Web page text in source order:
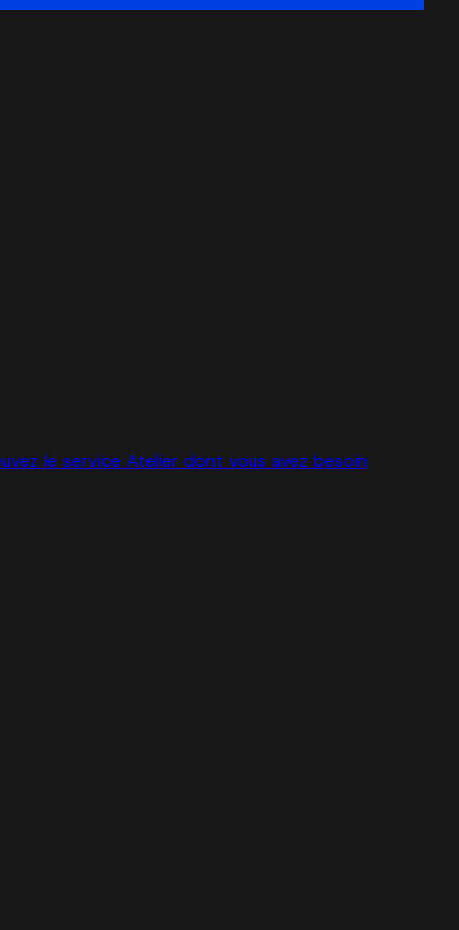
le service Atelier dont vous avez besoin